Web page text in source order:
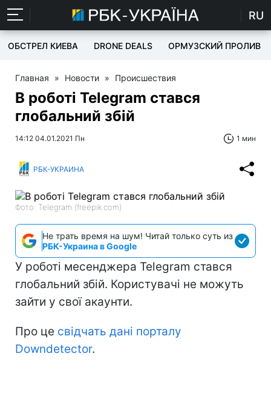
RU
ОБСТРЕЛ КИЕВА DRONE DEALS ОРМУЗСКИЙ ПРОЛИВ
Главная » Новости » Происшествия
В роботі Telegram стався
глобальний збій
14:12 04.01.2021 Пн 1 мин
РБК-УКРАИНА
Фото: Telegram (freepik.com)
Не трать время на шум! Читай только суть из
РБК-Украина в Google
У роботі месенджера Telegram стався
глобальний збій. Користувачі не можуть
зайти у свої акаунти.
Про це свідчать дані порталу
Downdetector.